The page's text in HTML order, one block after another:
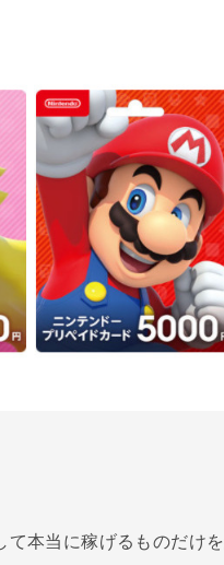
て本当に稼げるものだけ